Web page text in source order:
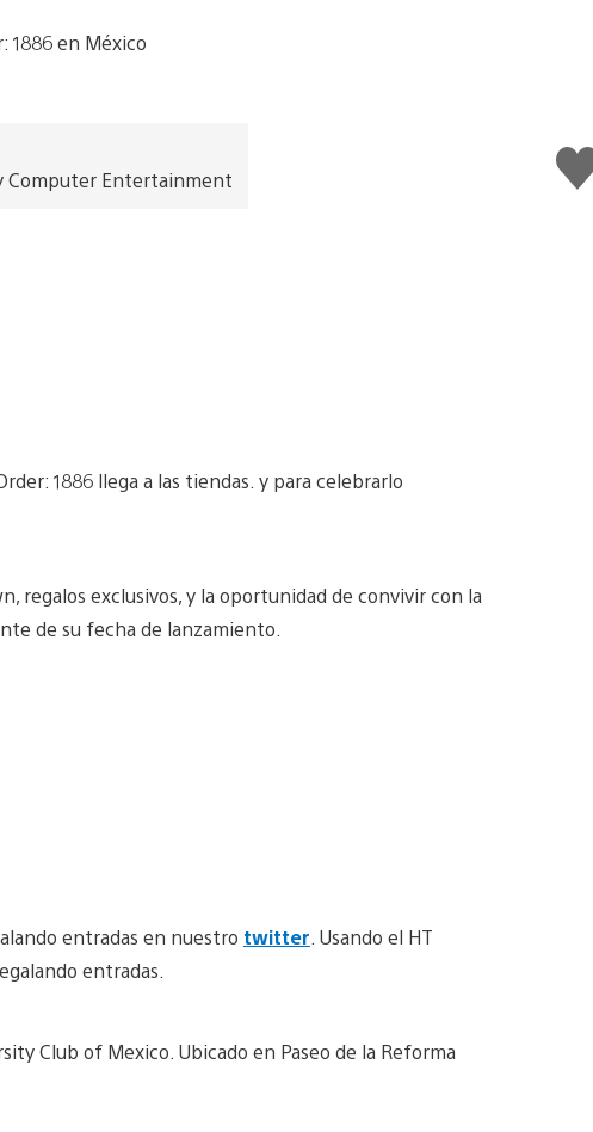
Me
Computer Entertainment
1886 llega a las tiendas. y para celebrarlo
regalos exclusivos, y la oportunidad de convivir con la
de su fecha de lanzamiento.
entradas en nuestro twitter . Usando el HT
entradas.
Club of Mexico. Ubicado en Paseo de la Reforma